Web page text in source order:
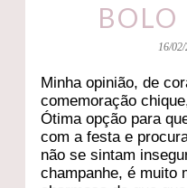
16/
Minha opinião, de
comemoração
Ótima opção para
com a festa e
não se sintam
champanhe, é muito